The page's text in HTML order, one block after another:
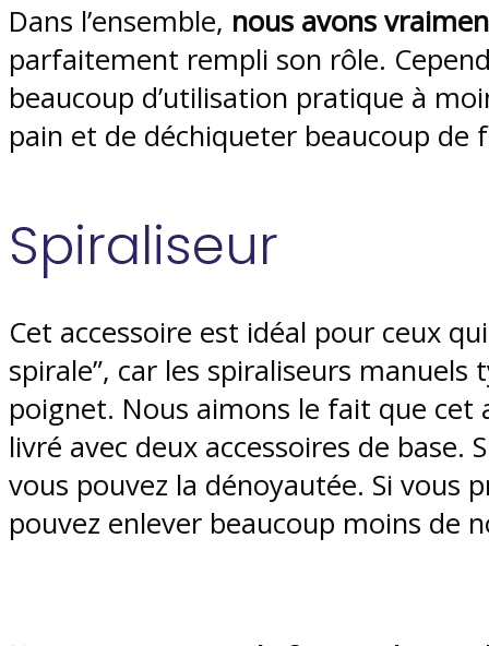
Dans l’ensemble, nous avons
parfaitement rempli son rôle.
beaucoup d’utilisation pratique à
pain et de déchiqueter beaucoup de
Spiraliseur
Cet accessoire est idéal pour ceux
spirale”, car les spiraliseurs
poignet. Nous aimons le fait que cet
livré avec deux accessoires de base.
vous pouvez la dénoyautée. Si vous
pouvez enlever beaucoup moins de